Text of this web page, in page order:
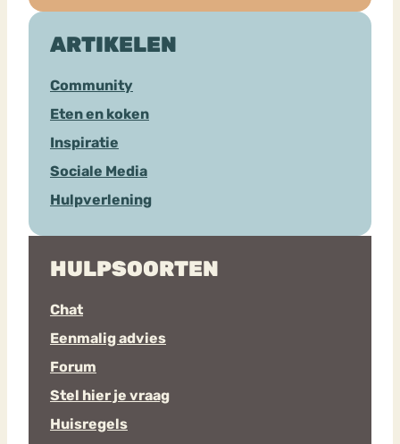
ARTIKELEN
Community
Eten en koken
Inspiratie
Sociale Media
Hulpverlening
HULPSOORTEN
Chat
Eenmalig advies
Forum
Stel hier je vraag
Huisregels